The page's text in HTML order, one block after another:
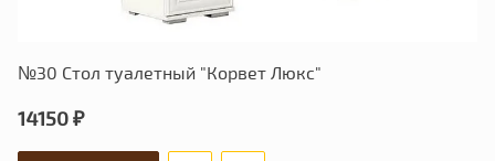
№30 Стол туалетный "Корвет Люкс"
14150 ₽